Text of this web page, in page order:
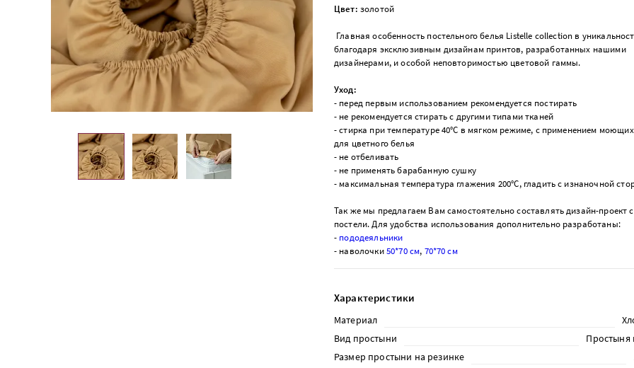
Цвет: золотой
Главная особенность постельного белья Listelle collection в
благодаря эксклюзивным дизайнам принтов, разработанных нашими
дизайнерами, и особой неповторимостью цветовой гаммы.
Уход:
- перед первым использованием рекомендуется постирать
- не рекомендуется стирать с другими типами тканей
- стирка при температуре 40°С в мягком режиме, с применением
для цветного белья
- не отбеливать
- не применять барабанную сушку
- максимальная температура глажения 200°С, гладить с изнаночной
Так же мы предлагаем Вам самостоятельно составлять дизайн-проект
постели. Для удобства использования дополнительно разработаны:
- пододеяльники
- наволочки50*70 см, 70*70 см
Характеристики
Материал
Вид простыни
Простыня
Размер простыни на резинке